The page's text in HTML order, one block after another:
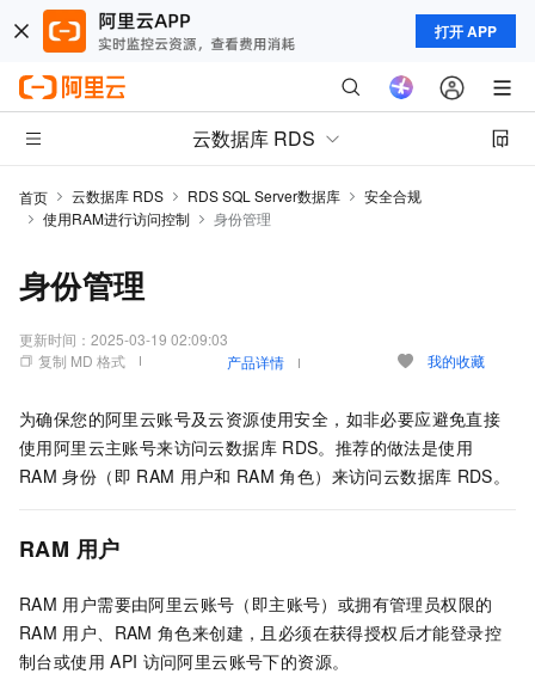
打开 APP
云数据库 RDS
首页 云数据库 RDS RDS SQL Server数据库
安全合规
使用RAM进行访问控制
身份管理
身份管理
更新时间： 2025-03-19 02:09:03
复制 MD 格式
产品详情 我的收藏
为确保您的阿里云账号及云资源使用安全，如非必要应避免直接
使用阿里云主账号来访问云数据库 RDS。推荐的做法是使用
RAM 身份（即 RAM 用户和 RAM 角色）来访问云数据库 RDS。
RAM 用户
RAM 用户需要由阿里云账号（即主账号）或拥有管理员权限的
RAM 用户、RAM 角色来创建，且必须在获得授权后才能登录控
制台或使用 API 访问阿里云账号下的资源。